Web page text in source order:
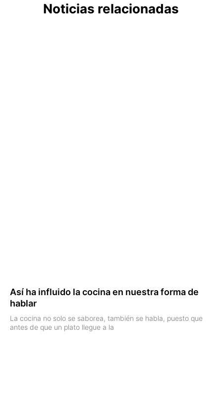
Noticias relacionadas
Así ha influido la cocina en nuestra forma de
hablar
La cocina no solo se saborea, también se habla, puesto que
antes de que un plato llegue a la